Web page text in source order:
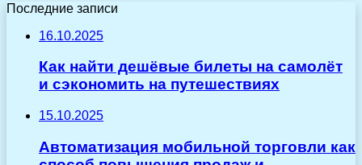
Последние записи
16.10.2025
Как найти дешёвые билеты на самолёт
и сэкономить на путешествиях
15.10.2025
Автоматизация мобильной торговли как